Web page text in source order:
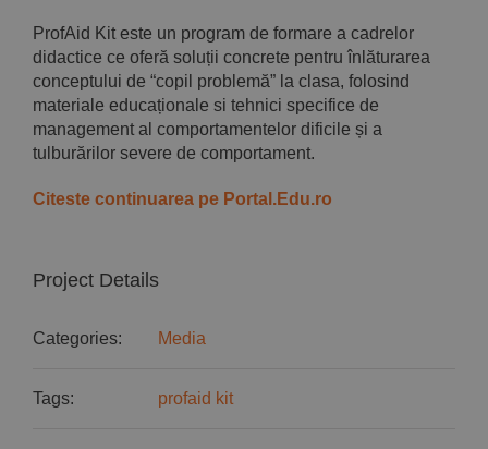
ProfAid Kit este un program de formare a cadrelor
didactice ce oferă soluții concrete pentru înlăturarea
conceptului de “copil problemă” la clasa, folosind
materiale educaționale si tehnici specifice de
management al comportamentelor dificile și a
tulburărilor severe de comportament.
Citeste continuarea pe Portal.Edu.ro
Project Details
Categories: Media
Tags: profaid kit